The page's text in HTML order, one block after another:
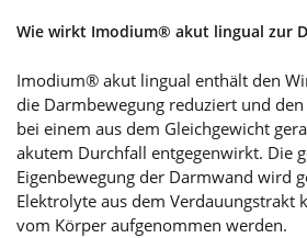
Wie wirkt Imodium® akut lingual zur
Imodium® akut lingual enthält den
die Darmbewegung reduziert und
bei einem aus dem Gleichgewicht
akutem Durchfall entgegenwirkt. Die
Eigenbewegung der Darmwand wird
Elektrolyte aus dem Verdauungstrakt
vom Körper aufgenommen werden.